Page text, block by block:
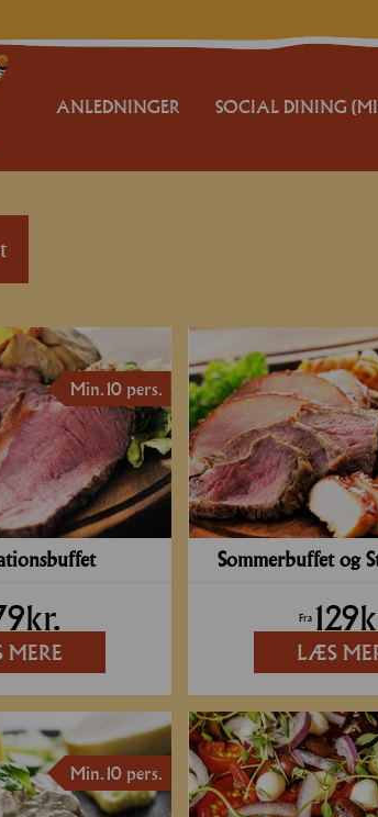
ANLEDNINGER
KONFIRMATION
JUBILÆUM
GÆSTEMAD
JULEFROKOST
RECEPTION
SOCIAL DINING
Min. 10 pers.
kr.
MERE
Sommerbuffet og
Fra 129
LÆS
Min. 10 pers.